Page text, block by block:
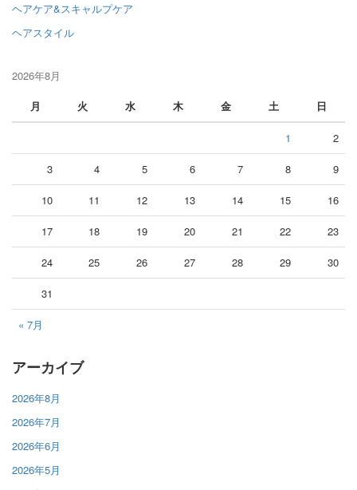
ヘアケア&スキャルプケア
ヘアスタイル
2026年8月
月
火 水 木 金 土 日
« 7月
1 2
3 4 5 6 7 8 9
10 11 12 13 14 15 16
17 18 19 20 21 22 23
24 25 26 27 28 29 30
31
アーカイブ
2026年8月
2026年7月
2026年6月
2026年5月